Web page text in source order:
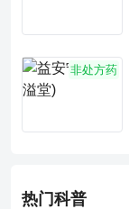
非处方药
热门科普